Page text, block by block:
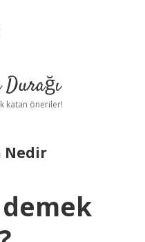
katan öneriler!
Nedir